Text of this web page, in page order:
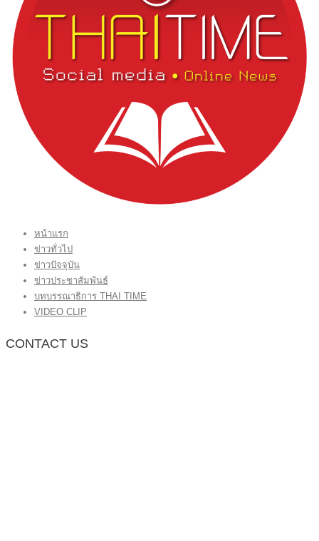
หน้าแรก
ข่าวทั่วไป
ข่าวปัจจุบัน
ข่าวประชาสัมพันธ์
บทบรรณาธิการ THAI TIME
VIDEO CLIP
CONTACT US